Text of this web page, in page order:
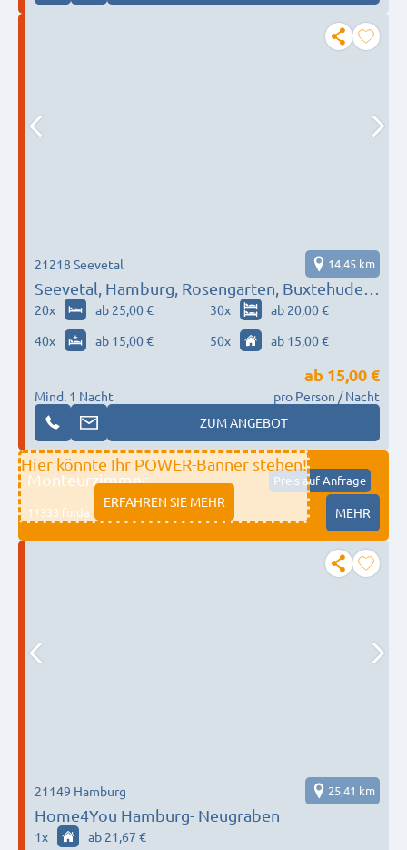
Seevetal, Hamburg, Rosengarten, Buxtehude…
21218 Seevetal 14,45 km
20x ab 25,00 € 30x
ab 20,00 €
40x ab 15,00 € 50x ab 15,00 €
Mind. 1 Nacht
ab 15,00 €
pro Person / Nacht
ZUM ANGEBOT
Hier könnte Ihr POWER-Banner stehen!
ERFAHREN SIE MEHR
Monteurzimmer Preis auf Anfrage
11333 fulda MEHR
Home4You Hamburg- Neugraben
21149 Hamburg 25,41 km
1x ab 21,67 €